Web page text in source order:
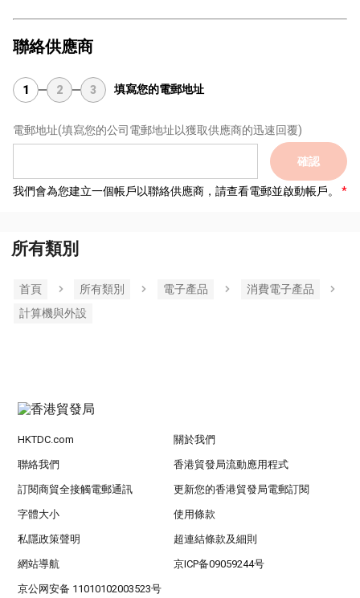
聯絡供應商
1 2 3 填寫您的電郵地址
電郵地址(填寫您的公司電郵地址以獲取供應商的迅速回覆)
確認
我們會為您建立一個帳戶以聯絡供應商，請查看電郵並啟動帳戶。
所有類別
首頁 所有類別 電子產品
消費電子產品
計算機與外設
HKTDC.com 關於我們
聯絡我們 香港貿發局流動應用程式
訂閱商貿全接觸電郵通訊 更新您的香港貿發局電郵訂閱
字體大小 使用條款
私隱政策聲明 超連結條款及細則
網站導航 京ICP备09059244号
京公网安备 11010102003523号